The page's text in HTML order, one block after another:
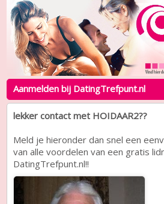
Aanmelden bij DatingTrefpunt.nl
lekker contact met HOIDAAR2??
Meld je hieronder dan snel een
van alle voordelen van een gratis
DatingTrefpunt.nl!!